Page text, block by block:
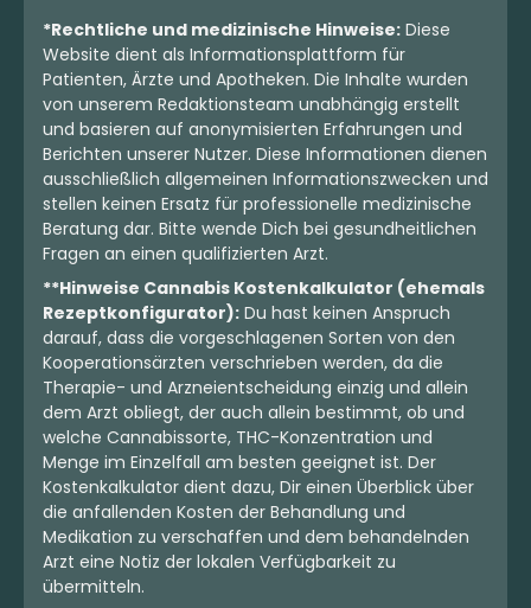
*Rechtliche und medizinische Hinweise: Diese
Website dient als Informationsplattform für
Patienten, Ärzte und Apotheken. Die Inhalte wurden
von unserem Redaktionsteam unabhängig erstellt
und basieren auf anonymisierten Erfahrungen und
Berichten unserer Nutzer. Diese Informationen dienen
ausschließlich allgemeinen Informationszwecken und
stellen keinen Ersatz für professionelle medizinische
Beratung dar. Bitte wende Dich bei gesundheitlichen
Fragen an einen qualifizierten Arzt.
**Hinweise Cannabis Kostenkalkulator (ehemals
Rezeptkonfigurator): Du hast keinen Anspruch
darauf, dass die vorgeschlagenen Sorten von den
Kooperationsärzten verschrieben werden, da die
Therapie- und Arzneientscheidung einzig und allein
dem Arzt obliegt, der auch allein bestimmt, ob und
welche Cannabissorte, THC-Konzentration und
Menge im Einzelfall am besten geeignet ist. Der
Kostenkalkulator dient dazu, Dir einen Überblick über
die anfallenden Kosten der Behandlung und
Medikation zu verschaffen und dem behandelnden
Arzt eine Notiz der lokalen Verfügbarkeit zu
übermitteln.